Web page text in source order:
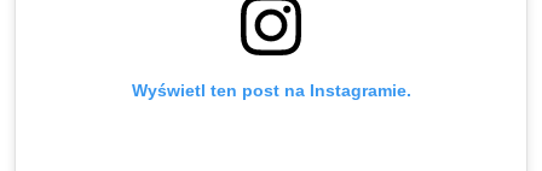
Wyświetl ten post na Instagramie.